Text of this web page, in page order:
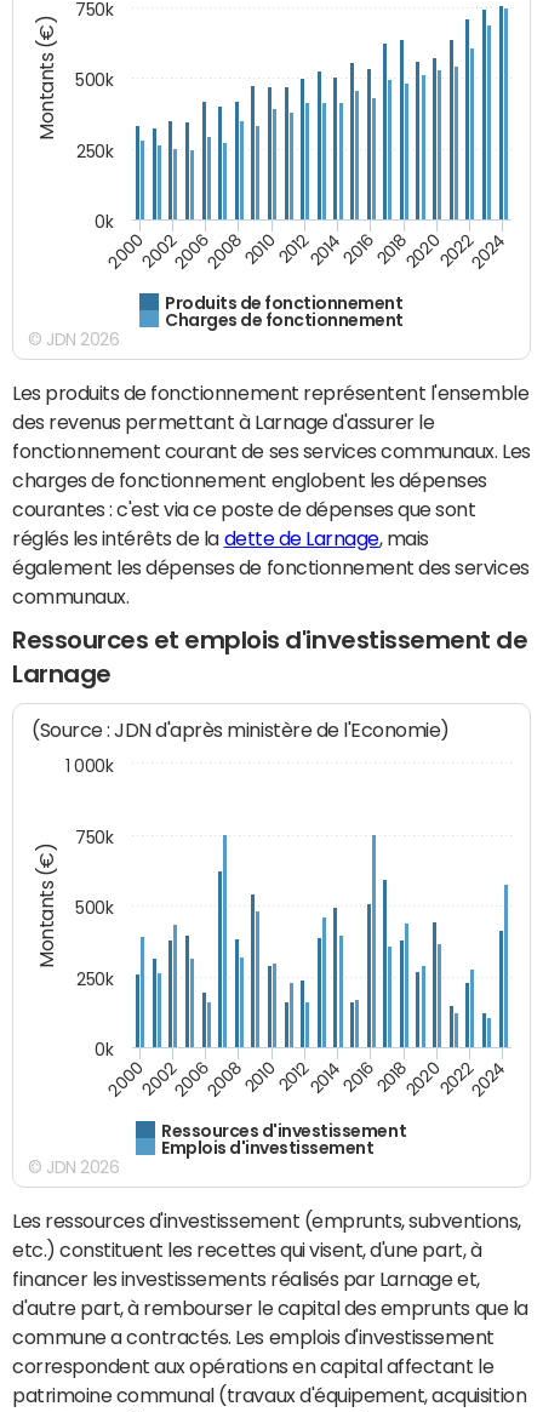
Montants (€)
Produits de fonctionnement
Charges de fonctionnement
200020022006200820102012201420162018202020222024
0k
250k
500k
750k
© JDN 2026
Les produits de fonctionnement représentent l'ensemble
des revenus permettant à Larnage d'assurer le
fonctionnement courant de ses services communaux. Les
charges de fonctionnement englobent les dépenses
courantes : c'est via ce poste de dépenses que sont
réglés les intérêts de la dette de Larnage, mais
également les dépenses de fonctionnement des services
communaux.
Ressources et emplois d'investissement de
Larnage
Montants (€)
(Source : JDN d'après ministère de l'Economie)
Ressources d'investissement
Emplois d'investissement
200020022006200820102012201420162018202020222024
0k
250k
500k
750k
1 000k
© JDN 2026
Les ressources d'investissement (emprunts, subventions,
etc.) constituent les recettes qui visent, d'une part, à
financer les investissements réalisés par Larnage et,
d'autre part, à rembourser le capital des emprunts que la
commune a contractés. Les emplois d'investissement
correspondent aux opérations en capital affectant le
patrimoine communal (travaux d'équipement, acquisition